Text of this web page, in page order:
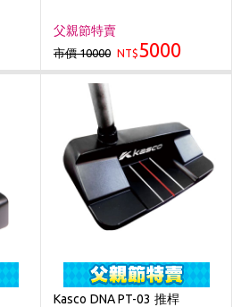
父親節特賣
市價 10000 NT$5000
Kasco DNA PT-03 推桿